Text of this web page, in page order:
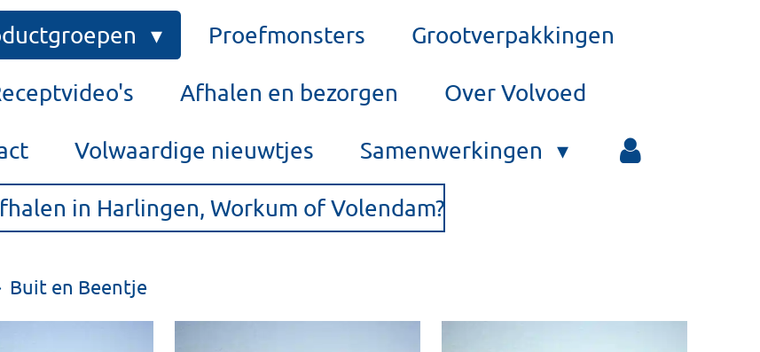
Proefmonsters Grootverpakkingen
Afhalen en bezorgen Over Volvoed
Volwaardige nieuwtjes Samenwerkingen
in Harlingen, Workum of Volendam?
Buit en Beentje